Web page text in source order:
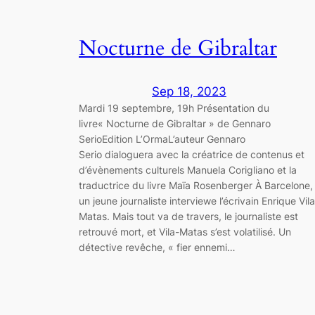
Nocturne de Gibraltar
Sep 18, 2023
Mardi 19 septembre, 19h Présentation du
livre« Nocturne de Gibraltar » de Gennaro
SerioEdition L’OrmaL’auteur Gennaro
Serio dialoguera avec la créatrice de contenus et
d’évènements culturels Manuela Corigliano et la
traductrice du livre Maïa Rosenberger À Barcelone,
un jeune journaliste interviewe l’écrivain Enrique
Matas. Mais tout va de travers, le journaliste est
retrouvé mort, et Vila-Matas s’est volatilisé. Un
détective revêche, « fier ennemi…